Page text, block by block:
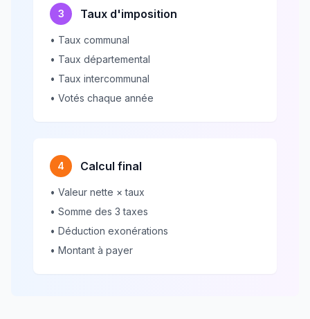
3 Taux d'imposition
• Taux communal
• Taux départemental
• Taux intercommunal
• Votés chaque année
4 Calcul final
• Valeur nette × taux
• Somme des 3 taxes
• Déduction exonérations
• Montant à payer